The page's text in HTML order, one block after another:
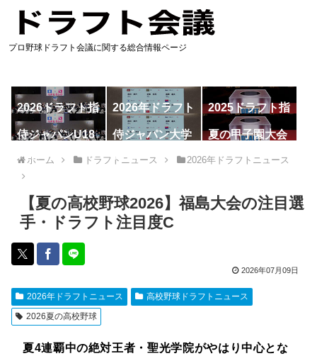
プロ野球ドラフト会議に関する総合情報ページ
2026ドラフト指
名予想
2026年ドラフト
候補
2025ドラフト指
名一覧
侍ジャパンU18
代表
侍ジャパン大学
夏の甲子園大会
ホーム ドラフトニュース 2026年ドラフトニュース
【夏の高校野球2026】福島大会の注目選
手・ドラフト注目度C
2026年07月09日
2026年ドラフトニュース
高校野球ドラフトニュース
2026夏の高校野球
夏4連覇中の絶対王者・聖光学院がやはり中心とな